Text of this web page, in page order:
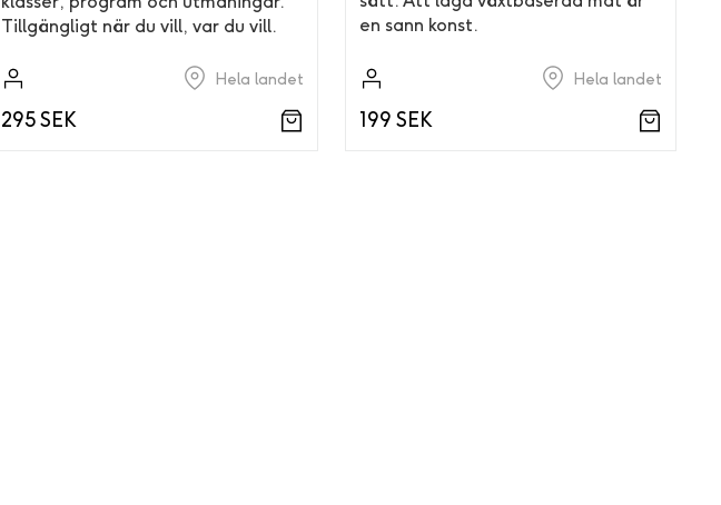
Tillgängligt när du vill, var du vill.
Hela landet
295 SEK
en sann konst.
Hela landet
199 SEK